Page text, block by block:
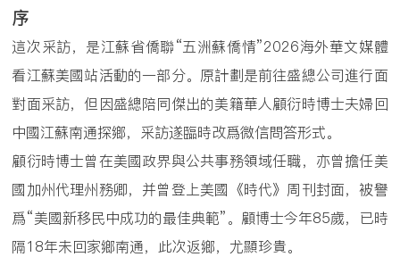
序
這次采訪，是江蘇省僑聯“五洲蘇僑情”2026海外華文媒體
看江蘇美國站活動的一部分。原計劃是前往盛總公司進行面
對面采訪，但因盛總陪同傑出的美籍華人顧衍時博士夫婦回
中國江蘇南通探鄉，采訪遂臨時改爲微信問答形式。
顧衍時博士曾在美國政界與公共事務領域任職，亦曾擔任美
國加州代理州務卿，并曾登上美國《時代》周刊封面，被譽
爲“美國新移民中成功的最佳典範”。顧博士今年85歲，已時
隔18年未回家鄉南通，此次返鄉，尤顯珍貴。